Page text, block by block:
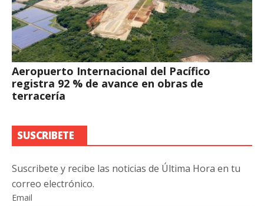
Aeropuerto Internacional del Pacífico
registra 92 % de avance en obras de
terracería
SUSCRIBETE
Suscribete y recibe las noticias de Última Hora en tu
correo electrónico.
Email